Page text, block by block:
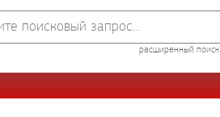
расширенный поиск